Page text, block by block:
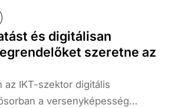
és digitálisan
szeretne az
az IKT-szektor digitális
a versenyképesség